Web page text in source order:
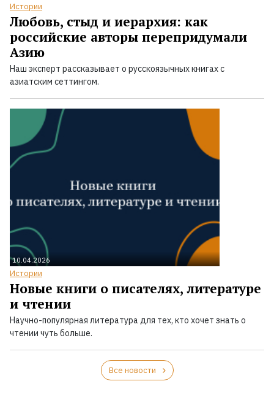
Истории
Любовь, стыд и иерархия: как
российские авторы перепридумали
Азию
Наш эксперт рассказывает о русскоязычных книгах с
азиатским сеттингом.
10.04.2026
Истории
Новые книги о писателях, литературе
и чтении
Научно-популярная литература для тех, кто хочет знать о
чтении чуть больше.
Все новости